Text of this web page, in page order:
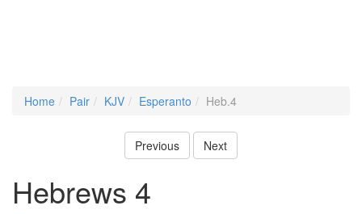
Home Pair KJV Esperanto Heb.4
Previous Next
Hebrews 4